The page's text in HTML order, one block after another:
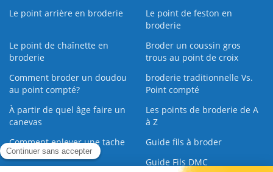
Le point arrière en broderie
Le point de feston en
broderie
Le point de chaînette en
broderie
Broder un coussin gros
trous au point de croix
Comment broder un doudou
au point compté?
broderie traditionnelle Vs.
Point compté
À partir de quel âge faire un
canevas
Les points de broderie de A
à Z
Comment enlever une tache
sur une broderie
Guide fils à broder
Guide Fils DMC